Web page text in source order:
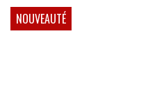
NOUVEAUTÉ